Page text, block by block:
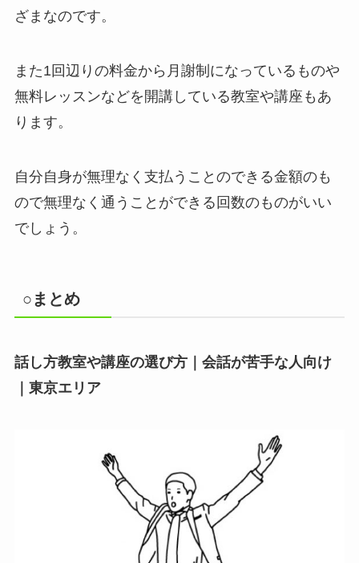
ざまなのです。
また1回辺りの料金から月謝制になっているものや
無料レッスンなどを開講している教室や講座もあ
ります。
自分自身が無理なく支払うことのできる金額のも
ので無理なく通うことができる回数のものがいい
でしょう。
○まとめ
話し方教室や講座の選び方｜会話が苦手な人向け
｜東京エリア